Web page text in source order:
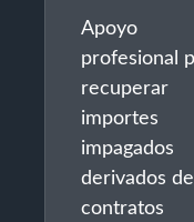
Apoyo
profesional
recuperar
importes
impagados
derivados de
contratos